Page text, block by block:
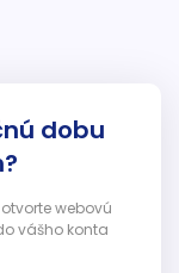
dobu
webovú
vášho konta